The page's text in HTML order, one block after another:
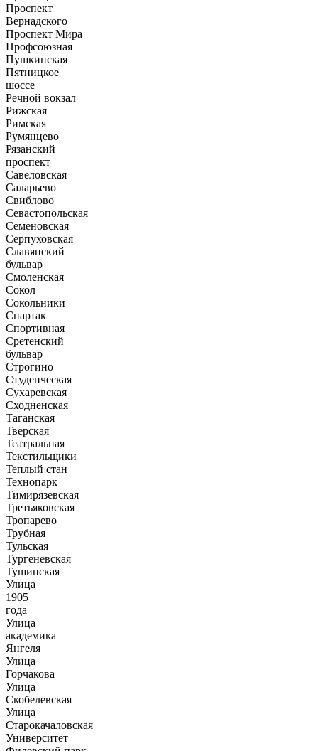
Проспект
Вернадского
Проспект Мира
Профсоюзная
Пушкинская
Пятницкое
шоссе
Речной вокзал
Рижская
Римская
Румянцево
Рязанский
проспект
Савеловская
Саларьево
Свиблово
Севастопольская
Семеновская
Серпуховская
Славянский
бульвар
Смоленская
Сокол
Сокольники
Спартак
Спортивная
Сретенский
бульвар
Строгино
Студенческая
Сухаревская
Сходненская
Таганская
Тверская
Театральная
Текстильщики
Теплый стан
Технопарк
Тимирязевская
Третьяковская
Тропарево
Трубная
Тульская
Тургеневская
Тушинская
Улица
1905
года
Улица
академика
Янгеля
Улица
Горчакова
Улица
Скобелевская
Улица
Старокачаловская
Университет